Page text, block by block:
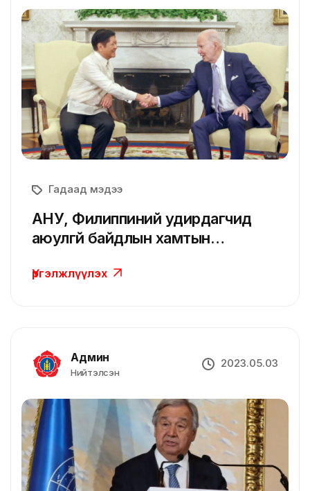
Гадаад мэдээ
АНУ, Филиппиний удирдагчид
аюулгүй байдлын хамтын
тохиролцов
Үргэлжлүүлэх
Админ
Нийтэлсэн
2023.05.03